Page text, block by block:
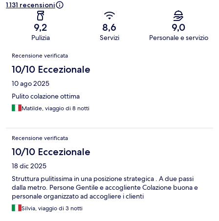
1.131 recensioni
9,2
Pulizia
8,6
Servizi
9,0
Personale e servizio
Recensioni
Recensione verificata
10/10 Eccezionale
10 ago 2025
Pulito colazione ottima
Matilde, viaggio di 8 notti
Recensione verificata
10/10 Eccezionale
18 dic 2025
Struttura pulitissima in una posizione strategica . A due passi
dalla metro. Persone Gentile e accogliente Colazione buona e
personale organizzato ad accogliere i clienti
Silvia, viaggio di 3 notti